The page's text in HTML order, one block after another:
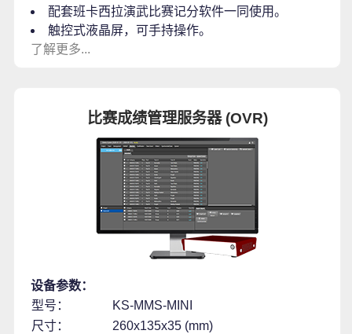
配套班卡西拉演武比赛记分软件一同使用。
触控式液晶屏，可手持操作。
了解更多...
比赛成绩管理服务器 (OVR)
设备参数：
型号：
KS-MMS-MINI
尺寸：
260x135x35 (mm)